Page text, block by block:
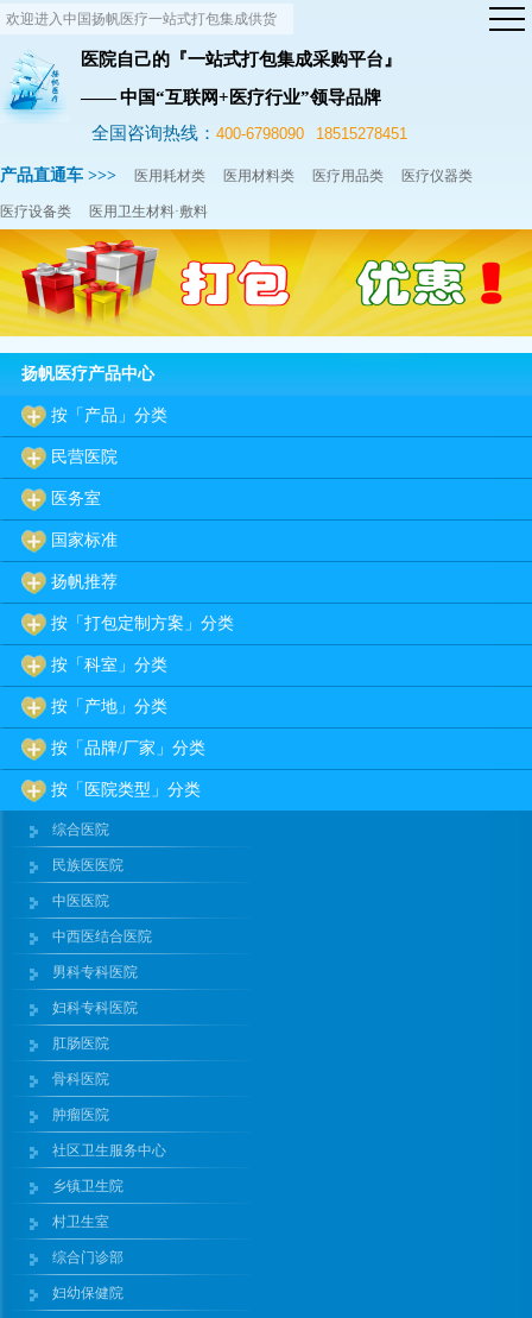
欢迎进入中国扬帆医疗一站式打包集成供货
网站！
全国咨询热线： 400-6798090 18515278451
医院自己的『一站式打包集成采购平台』
—— 中国“互联网+医疗行业”领导品牌
产品直通车 >>> 医用耗材类 医用材料类 医疗用品类 医疗仪器类
医疗设备类 医用卫生材料·敷料
扬帆医疗产品中心
按「产品」分类
民营医院
医务室
国家标准
扬帆推荐
按「打包定制方案」分类
按「科室」分类
按「产地」分类
按「品牌/厂家」分类
按「医院类型」分类
综合医院
民族医医院
中医医院
中西医结合医院
男科专科医院
妇科专科医院
肛肠医院
骨科医院
肿瘤医院
社区卫生服务中心
乡镇卫生院
村卫生室
综合门诊部
妇幼保健院